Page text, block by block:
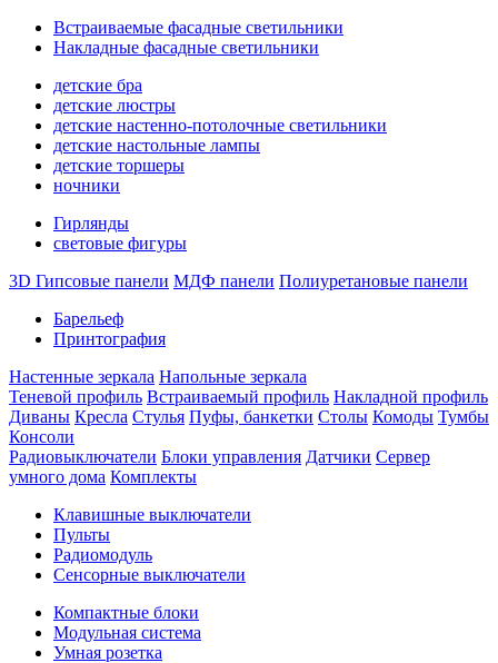
Встраиваемые фасадные светильники
Накладные фасадные светильники
детские бра
детские люстры
детские настенно-потолочные светильники
детские настольные лампы
детские торшеры
ночники
Гирлянды
световые фигуры
3D Гипсовые панели МДФ панели Полиуретановые панели
Барельеф
Принтография
Настенные зеркала Напольные зеркала
Теневой профиль Встраиваемый профиль Накладной профиль
Диваны Кресла Стулья Пуфы, банкетки Столы Комоды Тумбы
Консоли
Радиовыключатели Блоки управления Датчики Сервер
умного дома Комплекты
Клавишные выключатели
Пульты
Радиомодуль
Сенсорные выключатели
Компактные блоки
Модульная система
Умная розетка